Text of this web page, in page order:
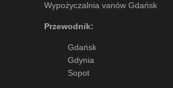
Wypożyczalnia vanów Gdańsk
Przewodnik:
Gdańsk
Gdynia
Sopot